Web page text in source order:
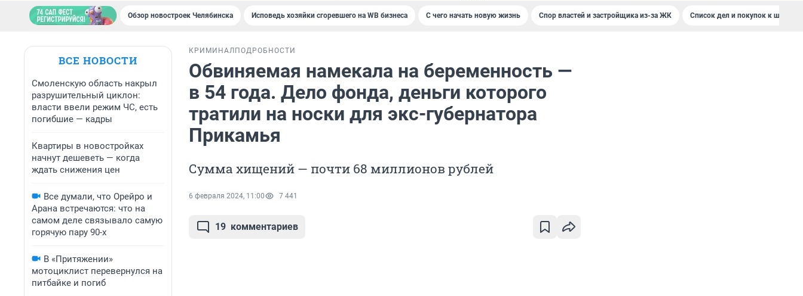
Обзор новостроек Челябинска Исповедь хозяйки сгоревшего на WB бизнеса С чего начать новую жизнь Спор властей и застройщика из-за ЖК Список дел и покупок к школе
ВСЕ НОВОСТИ
Смоленскую область накрыл
разрушительный циклон:
власти ввели режим ЧС, есть
погибшие — кадры
Квартиры в новостройках
начнут дешеветь — когда
ждать снижения цен
Все думали, что Орейро и
Арана встречаются: что на
самом деле связывало самую
горячую пару 90-х
В «Притяжении»
мотоциклист перевернулся на
питбайке и погиб
КРИМИНАЛ ПОДРОБНОСТИ
Обвиняемая намекала на беременность —
в 54 года. Дело фонда, деньги которого
тратили на носки для экс-губернатора
Прикамья
Сумма хищений — почти 68 миллионов рублей
6 февраля 2024, 11:00 7 441
19 комментариев